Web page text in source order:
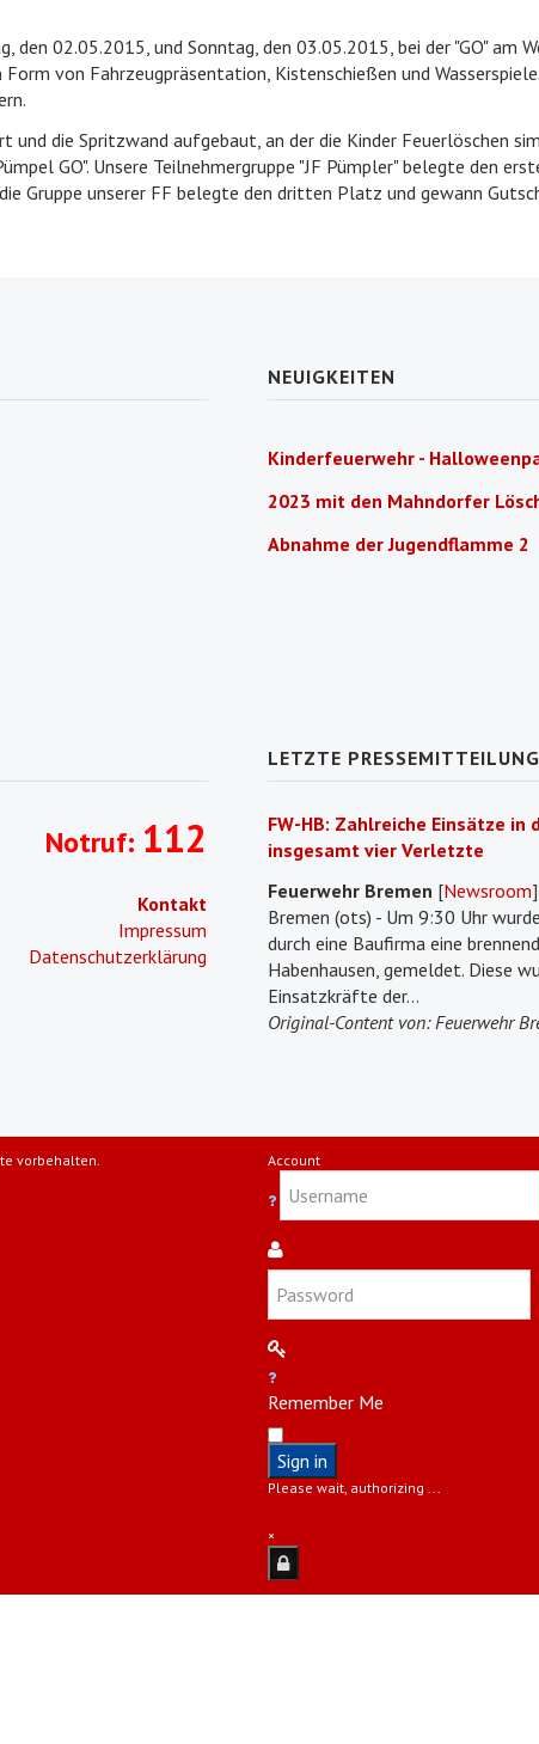
02.05.2015, und Sonntag, den 03.05.2015, bei der "GO" am
von Fahrzeugpräsentation, Kistenschießen und
und die Spritzwand aufgebaut, an der die Kinder Feuerlöschen
GO". Unsere Teilnehmergruppe "JF Pümpler" belegte den
Gruppe unserer FF belegte den dritten Platz und gewann
NEUIGKEITEN
Kinderfeuerwehr -
2023 mit den Mahndorfer
Abnahme der Jugendflamme 2
Notruf: 112
Kontakt
Impressum
Datenschutzerklärung
LETZTE PRESSEMITTEILUNG
FW-HB: Zahlreiche Einsätze
insgesamt vier Verletzte
Feuerwehr Bremen [Newsroom]
Bremen (ots) - Um 9:30 Uhr
durch eine Baufirma eine
Habenhausen, gemeldet. Diese
Einsatzkräfte der...
Original-Content von: Feuerwehr
vorbehalten.
Account
Remember Me
Sign in
Please wait, authorizing ...
×